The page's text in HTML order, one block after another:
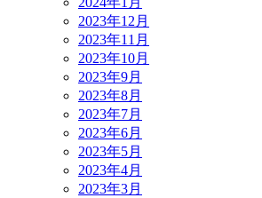
2023年12月
2023年11月
2023年10月
2023年9月
2023年8月
2023年7月
2023年6月
2023年5月
2023年4月
2023年3月